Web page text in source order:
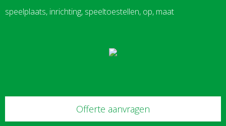
speelplaats, inrichting, speeltoestellen, op, maat
Offerte aanvragen